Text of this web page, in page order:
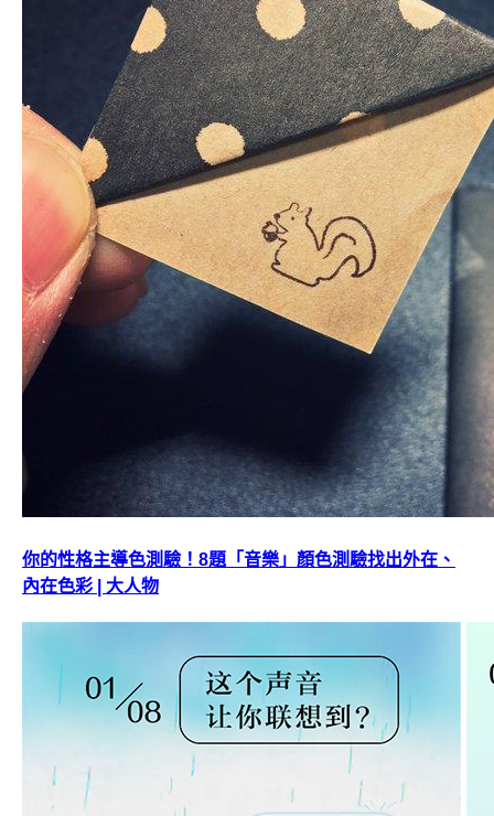
你的性格主導色測驗！8題「音樂」顏色測驗找出外在、
內在色彩 | 大人物